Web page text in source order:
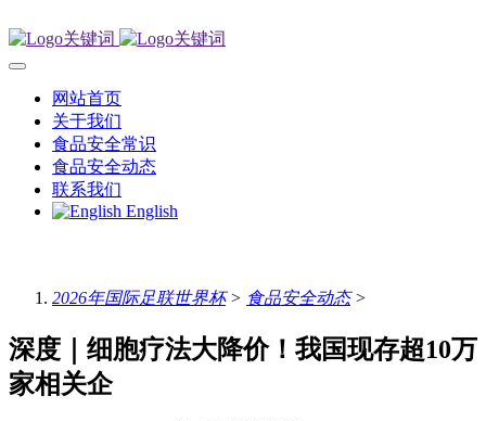
网站首页
关于我们
食品安全常识
食品安全动态
联系我们
English
2026年国际足联世界杯> 食品安全动态>
深度｜细胞疗法大降价！我国现存超10万
家相关企